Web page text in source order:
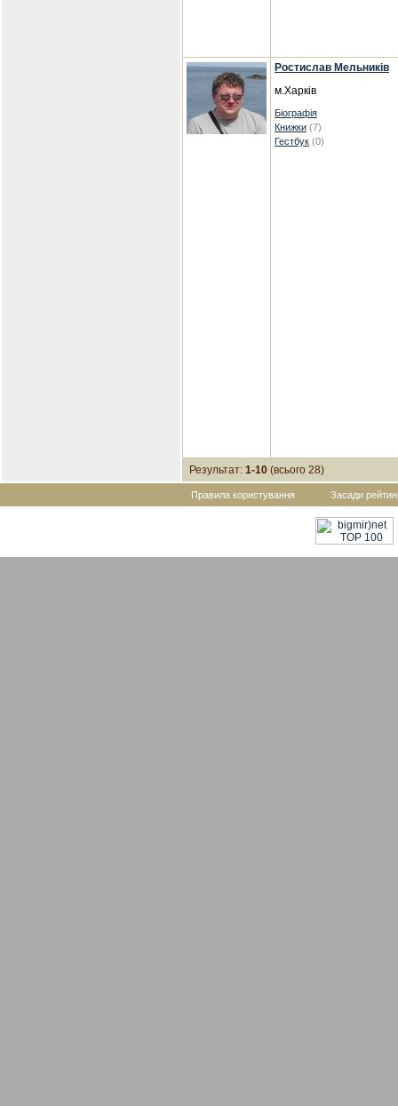
Ростислав Мельників
м.Харків
Біографія
Книжки (7)
Гестбук (0)
Результат: 1-10 (всього 28)
Правила користування Засади